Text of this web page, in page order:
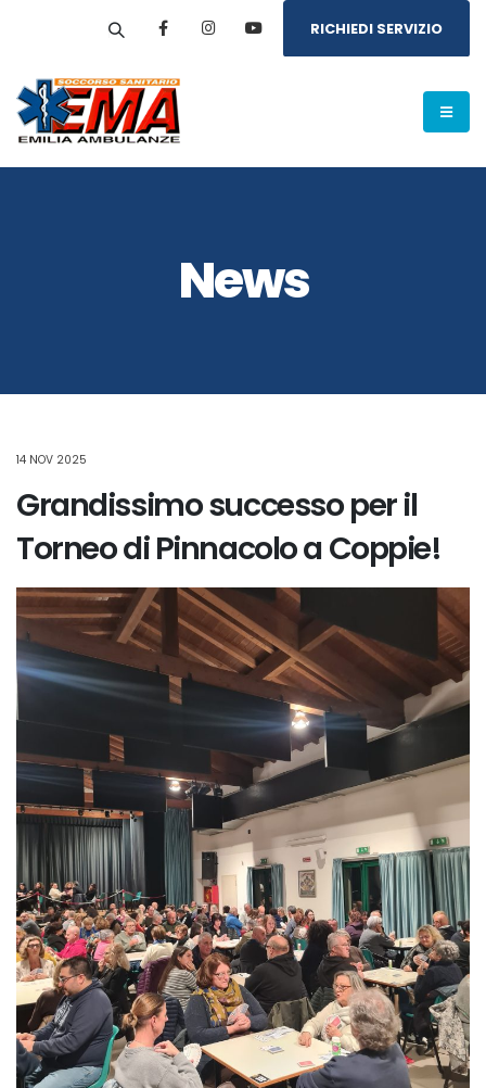
RICHIEDI SERVIZIO
News
14 NOV 2025
Grandissimo successo per il
Torneo di Pinnacolo a Coppie!